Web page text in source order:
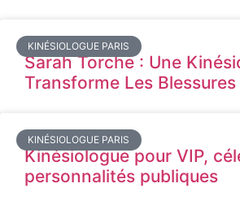
KINÉSIOLOGUE PARIS
Sarah Torche : Une
Transforme Les
KINÉSIOLOGUE PARIS
Kinésiologue pour VIP,
personnalités publiques